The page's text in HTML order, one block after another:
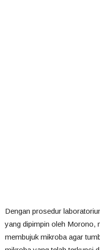
Dengan prosedur
yang dipimpin oleh Morono,
membujuk mikroba agar